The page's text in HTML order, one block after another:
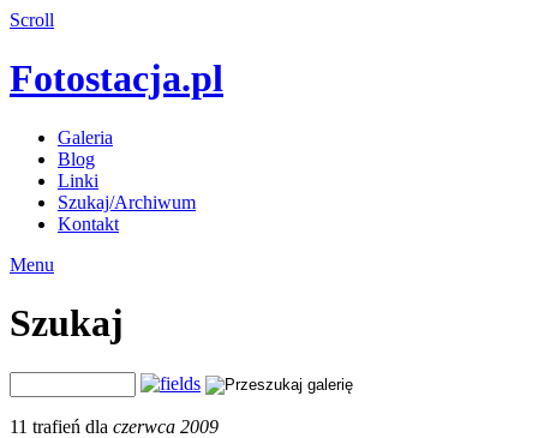
Scroll
Fotostacja.pl
Galeria
Blog
Linki
Szukaj/Archiwum
Kontakt
Menu
Szukaj
11 trafień dla czerwca 2009